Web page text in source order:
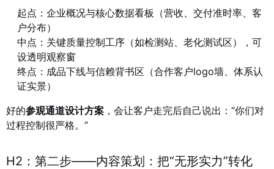
起点：企业概况与核心数据看板（营收、交付准时率、客
户分布）
中点：关键质量控制工序（如检测站、老化测试区），可
设透明观察窗
终点：成品下线与信赖背书区（合作客户logo墙、体系认
证实景）
好的参观通道设计方案 ，会让客户走完后自己说出：“你们对
过程控制很严格。”
H2：第二步——内容策划：把“无形实力”转化